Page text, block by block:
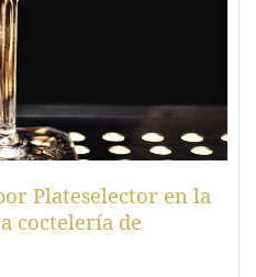
Plateselector en la
coctelería de